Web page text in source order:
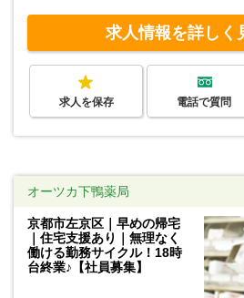
求人情報を詳しく
求人を保存 電話で質問
オーツカ下鴨薬局
京都市左京区｜早めの帰宅
｜住宅支援あり｜無理なく
働ける勤務サイクル！18時
台終業♪【社員募集】